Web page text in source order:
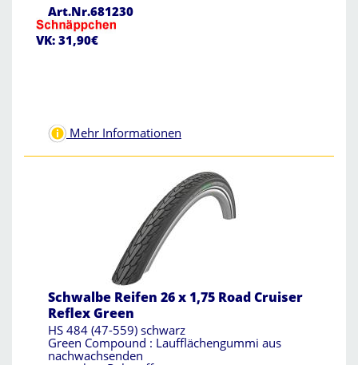
Art.Nr.681230
VK: 31,90€
Mehr Informationen
Schwalbe Reifen 26 x 1,75 Road Cruiser
Reflex Green
HS 484 (47-559) schwarz
Green Compound : Laufflächengummi aus
nachwachsenden